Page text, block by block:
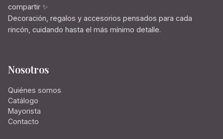
compartir ✨
Decoración, regalos y accesorios pensados para cada
rincón, cuidando hasta el más mínimo detalle.
Nosotros
Quiénes somos
Catálogo
Mayorista
Contacto